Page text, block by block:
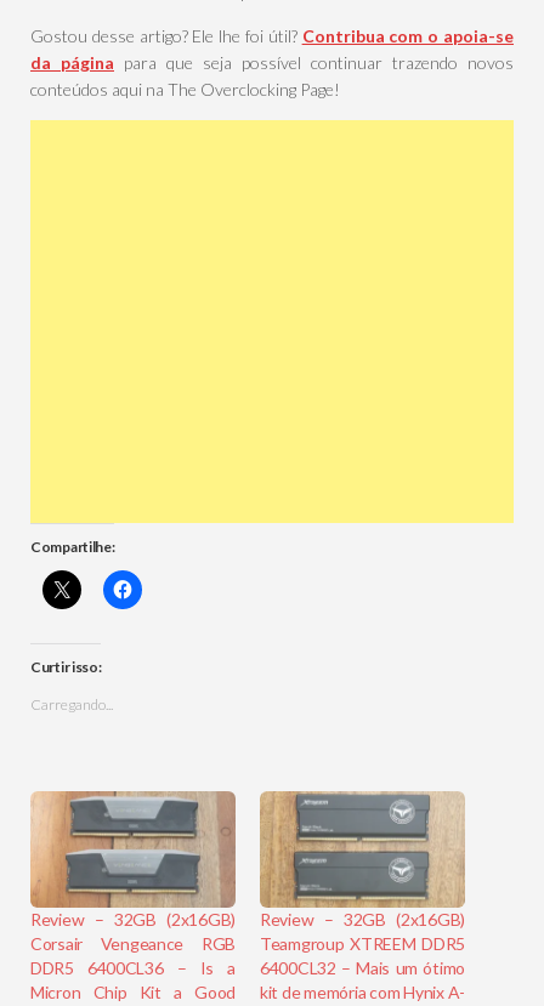
Gostou desse artigo? Ele lhe foi útil? Contribua com o apoia-se
da página para que seja possível continuar trazendo novos
conteúdos aqui na The Overclocking Page!
Compartilhe:
Curtir isso:
Carregando...
Review – 32GB (2x16GB)
Corsair Vengeance RGB
DDR5 6400CL36 – Is a
Micron Chip Kit a Good
Review – 32GB (2x16GB)
Teamgroup XTREEM DDR5
6400CL32 – Mais um ótimo
kit de memória com Hynix A-